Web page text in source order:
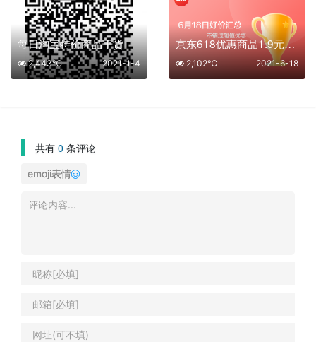
每日淘宝特价商品干货
2021-1-4
2,443℃
京东618优惠商品1.9元集合
2021-6-18
2,102℃
共有 0 条评论
emoji表情